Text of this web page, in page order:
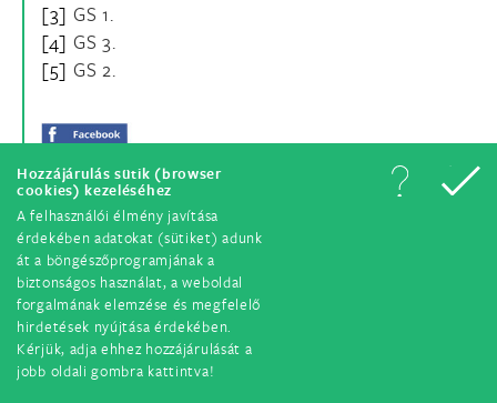
Hozzájárulás sütik (browser
cookies) kezeléséhez
A felhasználói élmény javítása
érdekében adatokat (sütiket) adunk
át a böngészőprogramjának a
biztonságos használat, a weboldal
forgalmának elemzése és megfelelő
hirdetések nyújtása érdekében.
Kérjük, adja ehhez hozzájárulását a
jobb oldali gombra kattintva!
[3] GS 1.
[4] GS 3.
[5] GS 2.
© Minden jog fenntartva. 2018.